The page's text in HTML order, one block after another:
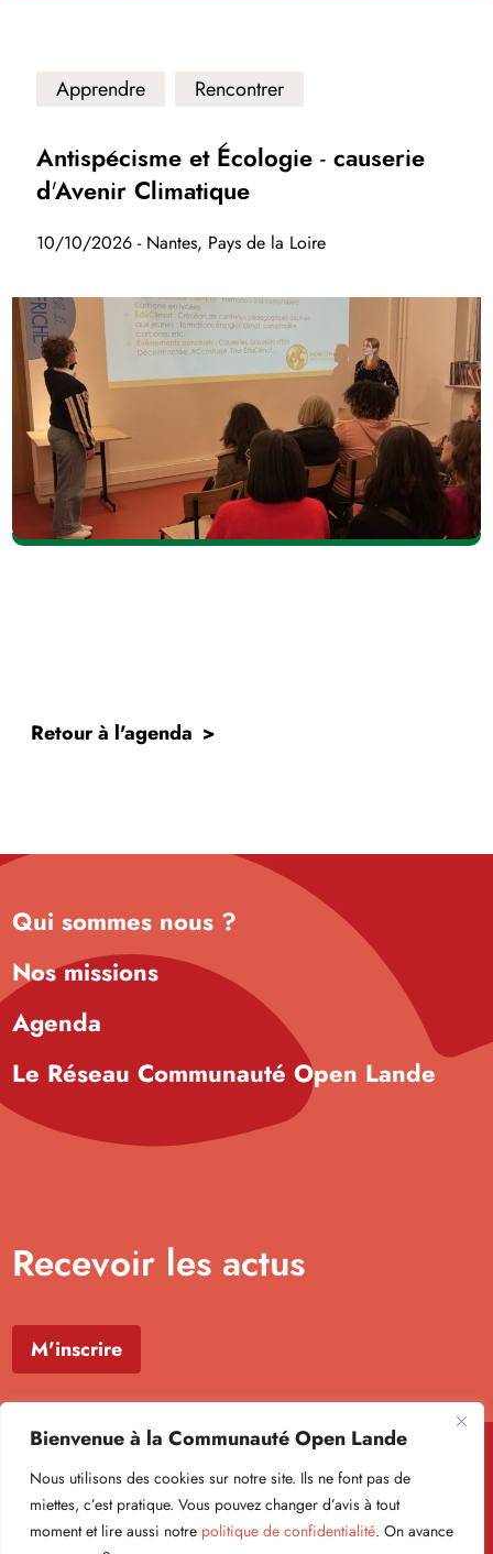
Bienvenue à la Communauté Open Lande
Nous utilisons des cookies sur notre site. Ils ne font pas de
miettes, c’est pratique. Vous pouvez changer d’avis à tout
moment et lire aussi notre politique de confidentialité. On avance
Apprendre Rencontrer
Antispécisme et Écologie - causerie
d'Avenir Climatique
10/10/2026 - Nantes, Pays de la Loire
Retour à l'agenda
Qui sommes nous ?
Nos missions
Agenda
Le Réseau Communauté Open Lande
Recevoir les actus
M'inscrire